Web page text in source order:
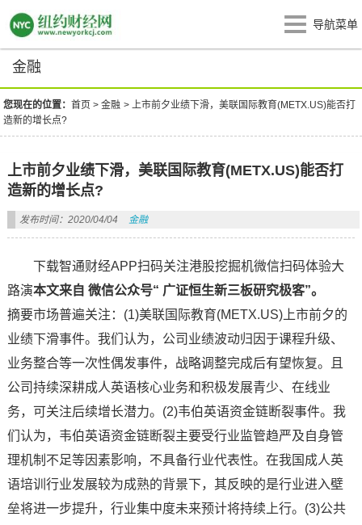
导航菜单
金融
您现在的位置：首页 >金融 >上市前夕业绩下滑，美联国际教育(METX.US)能否打
造新的增长点?
上市前夕业绩下滑，美联国际教育(METX.US)能否打
造新的增长点?
发布时间：2020/04/04 金融
下载智通财经APP扫码关注港股挖掘机微信扫码体验大
路演本文来自 微信公众号“ 广证恒生新三板研究极客”。
摘要市场普遍关注：(1)美联国际教育(METX.US)上市前夕的
业绩下滑事件。我们认为，公司业绩波动归因于课程升级、
业务整合等一次性偶发事件，战略调整完成后有望恢复。且
公司持续深耕成人英语核心业务和积极发展青少、在线业
务，可关注后续增长潜力。(2)韦伯英语资金链断裂事件。我
们认为，韦伯英语资金链断裂主要受行业监管趋严及自身管
理机制不足等因素影响，不具备行业代表性。在我国成人英
语培训行业发展较为成熟的背景下，其反映的是行业进入壁
垒将进一步提升，行业集中度未来预计将持续上行。(3)公共